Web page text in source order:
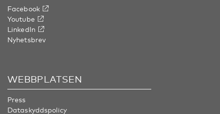
Facebook
Youtube
LinkedIn
Nyhetsbrev
WEBBPLATSEN
Press
Dataskyddspolicy